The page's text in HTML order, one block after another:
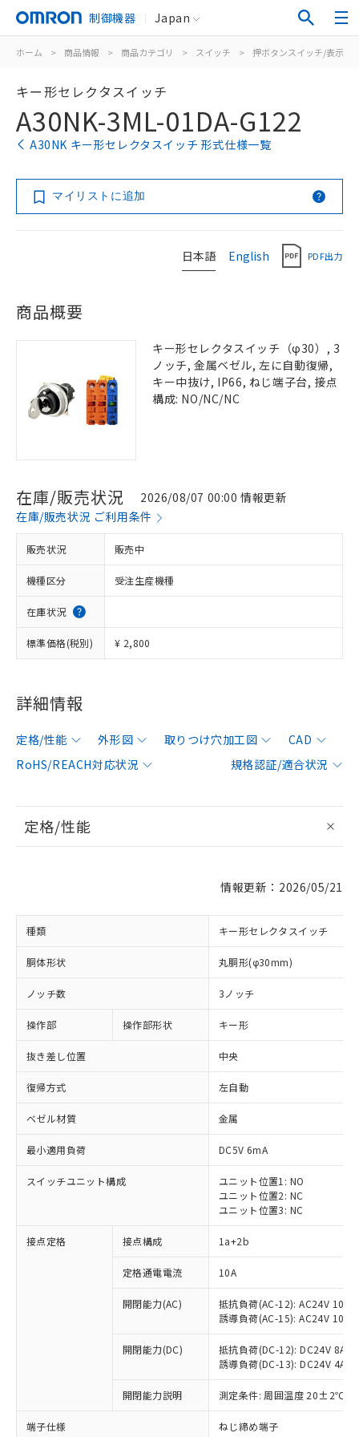
制御機器 Japan
ホーム > 商品情報 > 商品カテゴリ > スイッチ > 押ボタンスイッチ/表示灯
キー形セレクタスイッチ
A30NK-3ML-01DA-G122
A30NK キー形セレクタスイッチ 形式仕様一覧
マイリストに追加
日本語 English PDF出力
商品概要
キー形セレクタスイッチ（φ30）, 3
ノッチ, 金属ベゼル, 左に自動復帰,
キー中抜け, IP66, ねじ端子台, 接点
構成: NO/NC/NC
在庫/販売状況
2026/08/07 00:00 情報更新
在庫/販売状況 ご利用条件
販売状況 販売中
機種区分 受注生産機種
在庫状況
標準価格(税別) ¥ 2,800
詳細情報
定格/性能 外形図 取りつけ穴加工図
CAD
RoHS/REACH対応状況
規格認証/適合状況
定格/性能
情報更新：2026/05/21
種類 キー形セレクタスイッチ
胴体形状 丸胴形(φ30mm)
ノッチ数 3ノッチ
操作部 操作部形状 キー形
抜き差し位置 中央
復帰方式 左自動
ベゼル材質 金属
最小適用負荷 DC5V 6mA
スイッチユニット構成
ユニット位置1: NO
ユニット位置2: NC
ユニット位置3: NC
接点定格 接点構成 1a+2b
定格通電電流 10A
開閉能力(AC)
抵抗負荷(AC-12): AC24V 10A/
誘導負荷(AC-15): AC24V
開閉能力(DC)
抵抗負荷(DC-12): DC24V 8A/
誘導負荷(DC-13): DC24V 4A/
開閉能力説明 測定条件: 周囲温度 20±2℃、
端子仕様 ねじ締め端子
ご利用条件
対応済み：EU RoHS指令（10物質）の
非含有に対応した製品が提供可能な商品で
対応予定：EU RoHS指令（10物質）の非含
有に対応した製品に切り替える予定のある
対応予定なし：EU RoHS指令（10物質）の